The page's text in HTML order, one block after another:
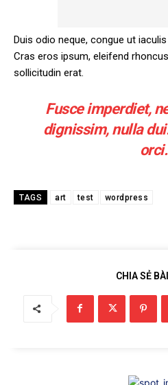
Duis odio neque, congue ut
Cras eros ipsum, eleifend
sollicitudin erat.
Fusce imperdiet,
dignissim, nulla
orci.
TAGS art test wordpress
CHIA SẺ